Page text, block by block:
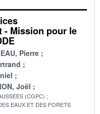
- Mission pour le
Pierre
Joël
(CGPC)
EAUX ET DES FORETS